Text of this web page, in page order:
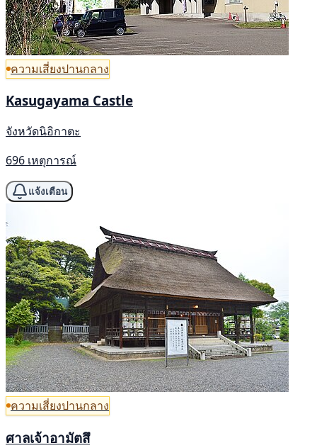
ความเสี่ยงปานกลาง
Kasugayama Castle
จังหวัดนิอิกาตะ
696 เหตุการณ์
แจ้งเตือน
ความเสี่ยงปานกลาง
ศาลเจ้าอามัตสึ